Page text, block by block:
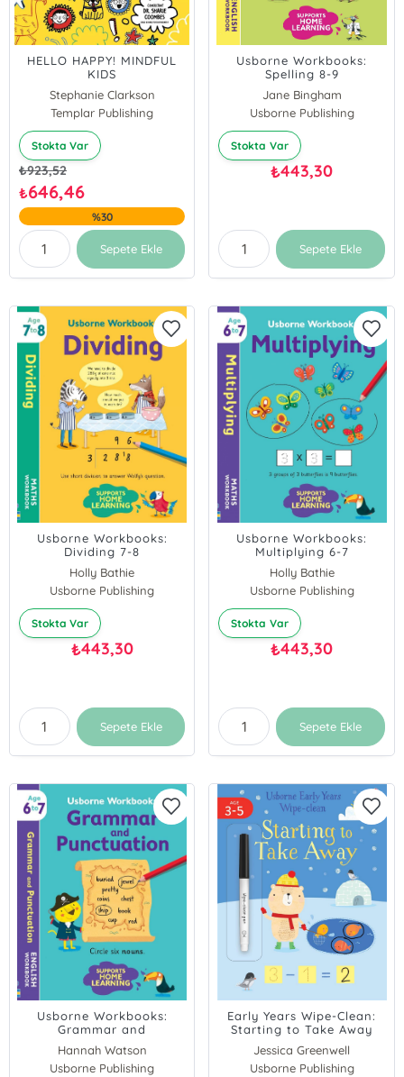
HELLO HAPPY! MINDFUL
KIDS
Stephanie Clarkson
Templar Publishing
Stokta Var
₺923,52
₺646,46
%30
Sepete Ekle
Usborne Workbooks:
Spelling 8-9
Jane Bingham
Usborne Publishing
Stokta Var
₺443,30
Sepete Ekle
Usborne Workbooks:
Dividing 7-8
Holly Bathie
Usborne Publishing
Stokta Var
₺443,30
Sepete Ekle
Usborne Workbooks:
Multiplying 6-7
Holly Bathie
Usborne Publishing
Stokta Var
₺443,30
Sepete Ekle
Usborne Workbooks:
Grammar and
Punctuation 6-7
Hannah Watson
Usborne Publishing
Early Years Wipe-Clean:
Starting to Take Away
Jessica Greenwell
Usborne Publishing